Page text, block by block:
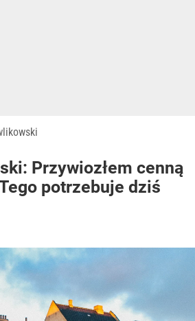
Przywiozłem cenną
potrzebuje dziś